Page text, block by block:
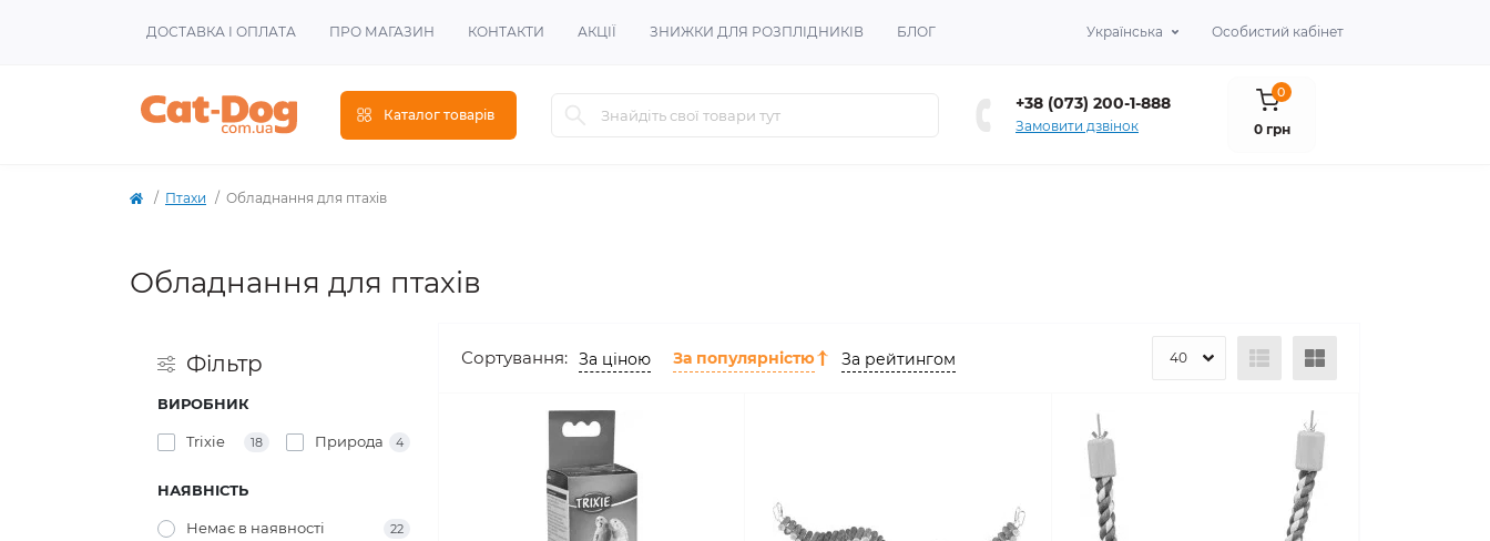
ДОСТАВКА І ОПЛАТА ПРО МАГАЗИН КОНТАКТИ АКЦІЇ ЗНИЖКИ ДЛЯ РОЗПЛІДНИКІВ БЛОГ Українська Особистий кабінет
Каталог товарів
+38 (073) 200-1-888
Замовити дзвінок
0
0 грн
Птахи Обладнання для птахів
Обладнання для птахів
Фiльтр
ВИРОБНИК
Trixie 18 Природа 4
НАЯВНІСТЬ
Немає в наявності 22
Сортування: За ціною За популярністю За рейтингом